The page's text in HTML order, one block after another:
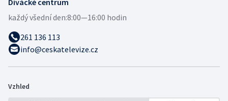
Divácké centrum
každý všední den:8:00—16:00 hodin
261 136 113
info@ceskatelevize.cz
Vzhled